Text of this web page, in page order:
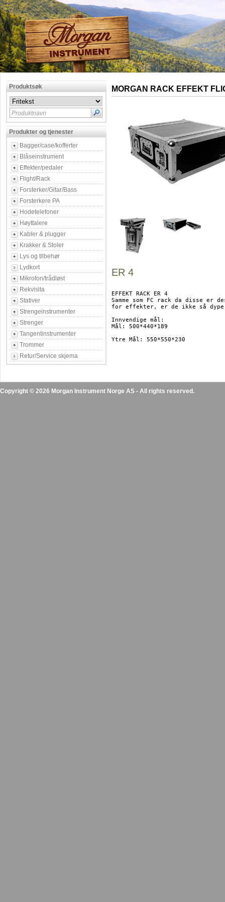
Produktsøk
Produktnavn
Produkter og tjenester
Bagger/case/kofferter
Blåseinstrument
Effekter/pedaler
Flight/Rack
Forsterker/Gitar/Bass
Forsterkere PA
Hodetelefoner
Høyttalere
Kabler & plugger
Krakker & Stoler
Lys og tilbehør
Lydkort
Mikrofon/trådløst
Rekvisita
Stativer
Strengeinstrumenter
Strenger
Tangentinstrumenter
Trommer
Retur/Service skjema
MORGAN RACK EFFEKT
ER 4
EFFEKT RACK ER 4
Samme som FC rack da disse er
for effekter, er de ikke så
Innvendige mål:
Mål: 500*440*189
Ytre Mål: 550*550*230
Copyright © 2026 Morgan Instrument Norge AS - All rights reserved.